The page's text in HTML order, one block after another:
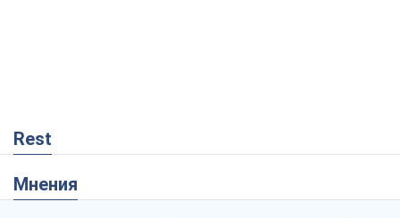
Rest
Мнения